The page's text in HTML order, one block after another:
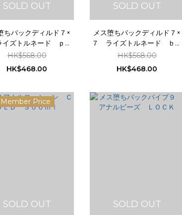
SOLD OUT
ちバックディルド７×
ズトルネード ｐｉ
ｎｋ
HK$568.00
HK$468.00
SOLD OUT
メス堕ちバックディルド７×
７ ライズトルネード ｂｌ
ａｃｋ UHTP-210
HK$568.00
HK$468.00
Price
SOLD OUT SOLD OUT